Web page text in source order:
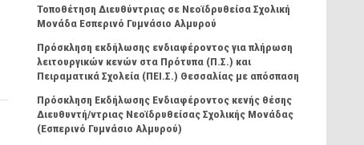
Τοποθέτηση Διευθύντριας σε Νεοϊδρυθείσα Σχολική
Μονάδα Εσπερινό Γυμνάσιο Αλμυρού
Πρόσκληση εκδήλωσης ενδιαφέροντος για πλήρωση
λειτουργικών κενών στα Πρότυπα (Π.Σ.) και
Πειραματικά Σχολεία (ΠΕΙ.Σ.) Θεσσαλίας με απόσπαση
Πρόσκληση Εκδήλωσης Ενδιαφέροντος κενής θέσης
Διευθυντή/ντριας Νεοϊδρυθείσας Σχολικής Μονάδας
(Εσπερινό Γυμνάσιο Αλμυρού)